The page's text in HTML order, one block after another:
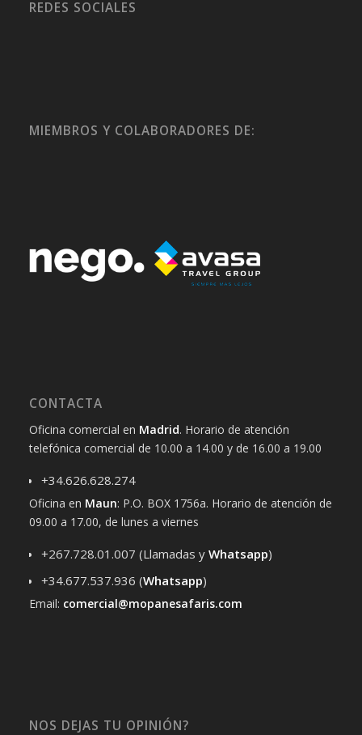
REDES SOCIALES
MIEMBROS Y COLABORADORES DE:
CONTACTA
Oficina comercial en Madrid. Horario de atención
telefónica comercial de 10.00 a 14.00 y de 16.00 a 19.00
+34.626.628.274
Oficina en Maun: P.O. BOX 1756a. Horario de atención de
09.00 a 17.00, de lunes a viernes
+267.728.01.007 (Llamadas y Whatsapp)
+34.677.537.936 (Whatsapp)
Email: comercial@mopanesafaris.com
NOS DEJAS TU OPINIÓN?